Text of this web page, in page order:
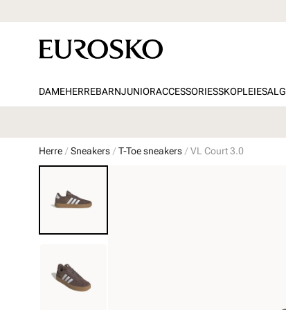
DAMEHERREBARNJUNIORACCESSORIESSKOPLEIESALG
Herre Sneakers T-Toe sneakers VL Court 3.0